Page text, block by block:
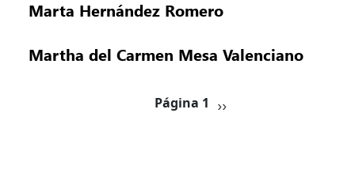
Marta Hernández Romero
Martha del Carmen Mesa Valenciano
Página 1 Siguiente página
››